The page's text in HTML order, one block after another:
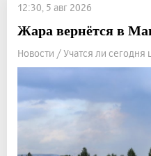
12:30, 5 авг 2026
Жара вернётся в
Новости / Учатся ли сегодня